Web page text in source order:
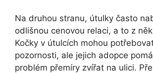
Na druhou stranu, útulky často
odlišnou cenovou relaci, a to z
Kočky v útulcích mohou
pozornosti, ale jejich adopce
problém přemíry zvířat na ulici.